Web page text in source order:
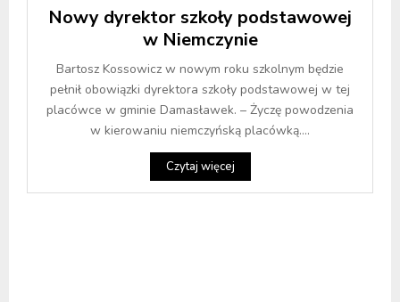
Nowy dyrektor szkoły podstawowej
w Niemczynie
Bartosz Kossowicz w nowym roku szkolnym będzie
pełnił obowiązki dyrektora szkoły podstawowej w tej
placówce w gminie Damasławek. – Życzę powodzenia
w kierowaniu niemczyńską placówką....
Czytaj więcej